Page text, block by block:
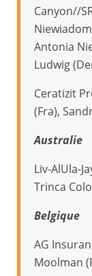
Canyon//
Antonia
Ludwig
Ceratizit
(Fra),
Australie
Liv-AlUla-
Trinca
Belgique
AG
Moolman